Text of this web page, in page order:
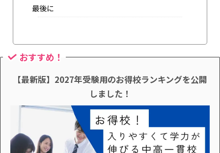
最後に
おすすめ！
【最新版】2027年受験用のお得校ランキングを公開
しました！